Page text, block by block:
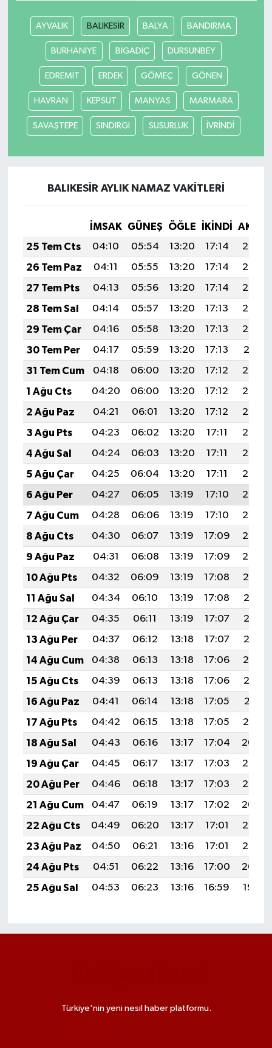
AYVALIK BALIKESİR BALYA BANDIRMA
BURHANİYE BİGADİÇ DURSUNBEY
EDREMİT ERDEK GÖMEÇ GÖNEN
HAVRAN KEPSUT MANYAS MARMARA
SAVAŞTEPE SINDIRGI SUSURLUK İVRİNDİ
BALIKESİR AYLIK NAMAZ VAKITLERI
İMSAK GÜNEŞ ÖĞLE İKINDI
25 Tem Cts
04:10 05:54 13:20 17:14
20:36
26 Tem Paz
04:11 05:55 13:20 17:14
20:35
27 Tem Pts
04:13 05:56 13:20 17:14
20:34
28 Tem Sal
04:14 05:57 13:20 17:13
20:33
29 Tem Çar
04:16 05:58 13:20 17:13
20:32
30 Tem Per
04:17 05:59 13:20 17:13
20:31
31 Tem Cum
04:18 06:00 13:20 17:12
20:30
1 Ağu Cts
04:20 06:00 13:20 17:12
20:29
2 Ağu Paz
04:21 06:01 13:20 17:12
20:28
3 Ağu Pts
04:23 06:02 13:20 17:11
20:27
4 Ağu Sal
04:24 06:03 13:20 17:11
20:26
5 Ağu Çar
04:25 06:04 13:20 17:11
20:25
6 Ağu Per
04:27 06:05 13:19 17:10
20:24
7 Ağu Cum
04:28 06:06 13:19 17:10
20:23
8 Ağu Cts
04:30 06:07 13:19 17:09
20:22
9 Ağu Paz
04:31 06:08 13:19 17:09
20:20
10 Ağu Pts
04:32 06:09 13:19 17:08
20:19
11 Ağu Sal
04:34 06:10 13:19 17:08
20:18
12 Ağu Çar
04:35 06:11 13:19 17:07
20:17
13 Ağu Per
04:37 06:12 13:18 17:07
20:15
14 Ağu Cum
04:38 06:13 13:18 17:06
20:14
15 Ağu Cts
04:39 06:13 13:18 17:06
20:13
16 Ağu Paz
04:41 06:14 13:18 17:05
20:11
17 Ağu Pts
04:42 06:15 13:18 17:05
20:10
18 Ağu Sal
04:43 06:16 13:17 17:04
20:09
19 Ağu Çar
04:45 06:17 13:17 17:03
20:07
20 Ağu Per
04:46 06:18 13:17 17:03
20:06
21 Ağu Cum
04:47 06:19 13:17 17:02
20:04
22 Ağu Cts
04:49 06:20 13:17 17:01
20:03
23 Ağu Paz
04:50 06:21 13:16 17:01
20:02
24 Ağu Pts
04:51 06:22 13:16 17:00
20:00
25 Ağu Sal
04:53 06:23 13:16 16:59 19:59
Türkiye'nin yeni nesil haber platformu.